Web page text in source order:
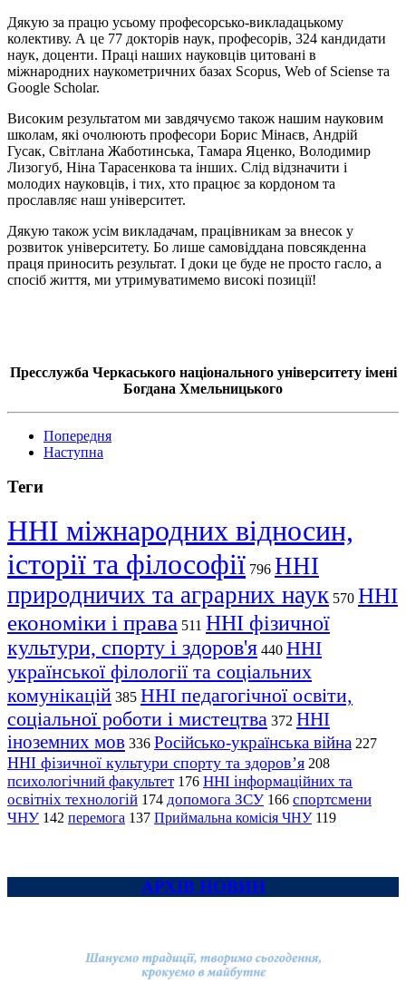
Дякую за працю усьому професорсько-викладацькому
колективу. А це 77 докторів наук, професорів, 324 кандидати
наук, доценти. Праці наших науковців цитовані в
міжнародних наукометричних базах Scopus, Web of Sciense та
Google Scholar.
Високим результатом ми завдячуємо також нашим науковим
школам, які очолюють професори Борис Мінаєв, Андрій
Гусак, Світлана Жаботинська, Тамара Яценко, Володимир
Лизогуб, Ніна Тарасенкова та інших. Слід відзначити і
молодих науковців, і тих, хто працює за кордоном та
прославляє наш університет.
Дякую також усім викладачам, працівникам за внесок у
розвиток університету. Бо лише самовіддана повсякденна
праця приносить результат. І доки це буде не просто гасло, а
спосіб життя, ми утримуватимемо високі позиції!
Пресслужба Черкаського національного університету імені
Богдана Хмельницького
Попередня
Наступна
Теги
ННІ міжнародних відносин,
історії та філософії 796 ННІ
природничих та аграрних наук 570 ННІ
економіки і права 511 ННІ фізичної
культури, спорту і здоров'я 440 ННІ
української філології та соціальних
комунікацій 385 ННІ педагогічної освіти,
соціальної роботи і мистецтва 372 ННІ
іноземних мов 336 Російсько-українська війна 227
ННІ фізичної культури спорту та здоров’я 208
психологічний факультет 176 ННІ інформаційних та
освітніх технологій 174 допомога ЗСУ 166 спортсмени
ЧНУ 142 перемога 137 Приймальна комісія ЧНУ 119
АРХІВ НОВИН